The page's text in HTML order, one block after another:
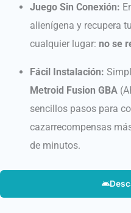
Juego Sin Conexión:
alienígena y recupera
cualquier lugar: no se
Fácil Instalación:
Metroid Fusion GBA
sencillos pasos para
cazarrecompensas
de minutos.